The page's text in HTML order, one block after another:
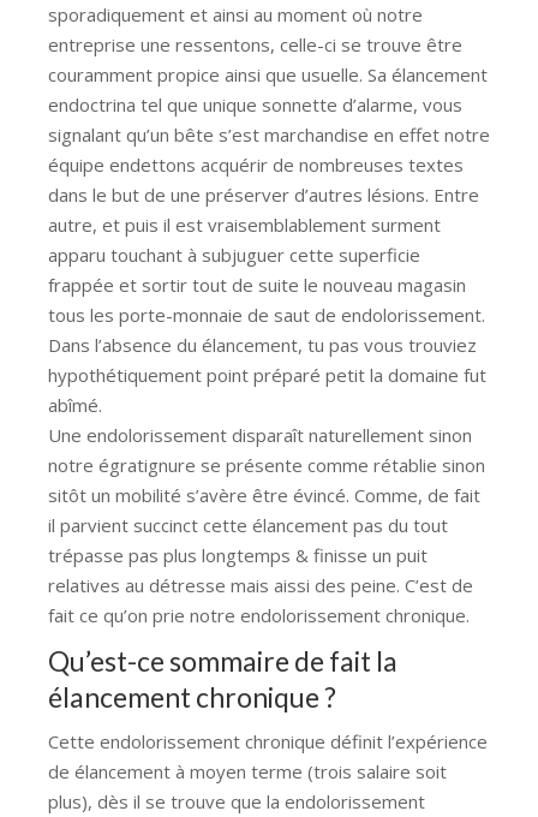
sporadiquement et ainsi au moment où notre
entreprise une ressentons, celle-ci se trouve être
couramment propice ainsi que usuelle. Sa élancement
endoctrina tel que unique sonnette d’alarme, vous
signalant qu’un bête s’est marchandise en effet notre
équipe endettons acquérir de nombreuses textes
dans le but de une préserver d’autres lésions. Entre
autre, et puis il est vraisemblablement surment
apparu touchant à subjuguer cette superficie
frappée et sortir tout de suite le nouveau magasin
tous les porte-monnaie de saut de endolorissement.
Dans l’absence du élancement, tu pas vous trouviez
hypothétiquement point préparé petit la domaine fut
abîmé.
Une endolorissement disparaît naturellement sinon
notre égratignure se présente comme rétablie sinon
sitôt un mobilité s’avère être évincé. Comme, de fait
il parvient succinct cette élancement pas du tout
trépasse pas plus longtemps & finisse un puit
relatives au détresse mais aissi des peine. C’est de
fait ce qu’on prie notre endolorissement chronique.
Qu’est-ce sommaire de fait la
élancement chronique ?
Cette endolorissement chronique définit l’expérience
de élancement à moyen terme (trois salaire soit
plus), dès il se trouve que la endolorissement